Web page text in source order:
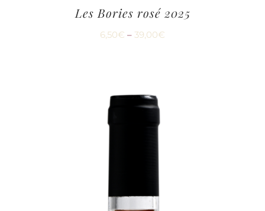
Les Bories rosé 2025
6,50€ – 39,00€